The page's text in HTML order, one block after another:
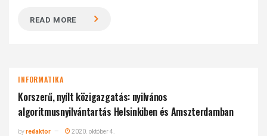
READ MORE
INFORMATIKA
Korszerű, nyílt közigazgatás: nyilvános
algoritmusnyilvántartás Helsinkiben és Amszterdamban
byredaktor 2020. október 4.